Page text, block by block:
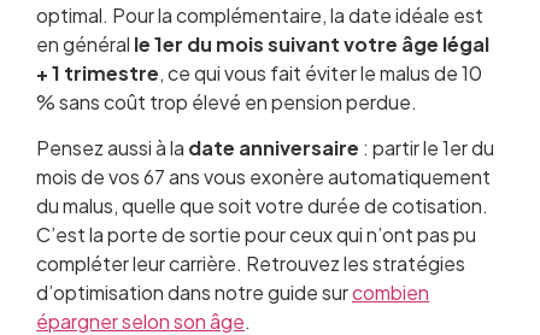
optimal. Pour la complémentaire, la date idéale est
en général le 1er du mois suivant votre âge légal
+ 1 trimestre, ce qui vous fait éviter le malus de 10
% sans coût trop élevé en pension perdue.
Pensez aussi à la date anniversaire : partir le 1er du
mois de vos 67 ans vous exonère automatiquement
du malus, quelle que soit votre durée de cotisation.
C’est la porte de sortie pour ceux qui n’ont pas pu
compléter leur carrière. Retrouvez les stratégies
d’optimisation dans notre guide surcombien
épargner selon son âge.